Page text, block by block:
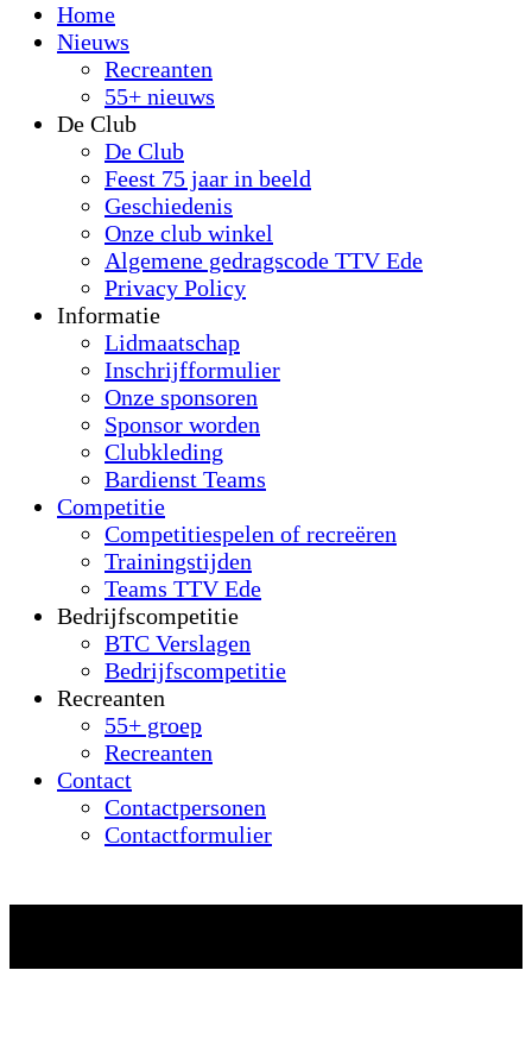
Home
Nieuws
Recreanten
55+ nieuws
De Club
De Club
Feest 75 jaar in beeld
Geschiedenis
Onze club winkel
Algemene gedragscode TTV Ede
Privacy Policy
Informatie
Lidmaatschap
Inschrijfformulier
Onze sponsoren
Sponsor worden
Clubkleding
Bardienst Teams
Competitie
Competitiespelen of recreëren
Trainingstijden
Teams TTV Ede
Bedrijfscompetitie
BTC Verslagen
Bedrijfscompetitie
Recreanten
55+ groep
Recreanten
Contact
Contactpersonen
Contactformulier